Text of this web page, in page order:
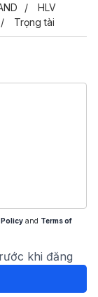
HLV
Trọng tài
and Terms of
khi đăng